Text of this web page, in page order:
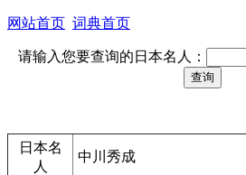
网站首页 词典首页
请输入您要查询的日本名人：
日本名
人
中川秀成